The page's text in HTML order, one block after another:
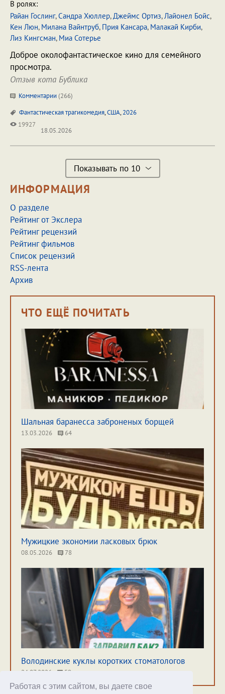
Работая с этим сайтом, вы даете свое
В ролях:
Райан Гослинг,Сандра Хюллер,Джеймс Ортиз,Лайонел Бойс,
Кен Люн, Милана Вайнтруб, Прия Кансара, Малакай Кирби,
Лиз Кингсман, Миа Сотерье
Доброе околофантастическое кино для семейного
просмотра.
Отзыв кота Бублика
Комментарии (266)
Фантастическая трагикомедия,США,2026
19927
18.05.2026
Показывать по 10
ИНФОРМАЦИЯ
О разделе
Рейтинг от Экслера
Рейтинг рецензий
Рейтинг фильмов
Список рецензий
RSS-лента
Архив
ЧТО ЕЩЁ ПОЧИТАТЬ
Шальная баранесса заброненых борщей
13.03.2026 64
Мужицкие экономии ласковых брюк
08.05.2026 78
Володинские куклы коротких стоматологов
24.07.2026 59